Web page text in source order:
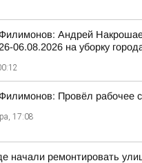
Филимонов: Андрей
06.08.2026 на уборку
Провёл рабочее
17:08
начали ремонтировать